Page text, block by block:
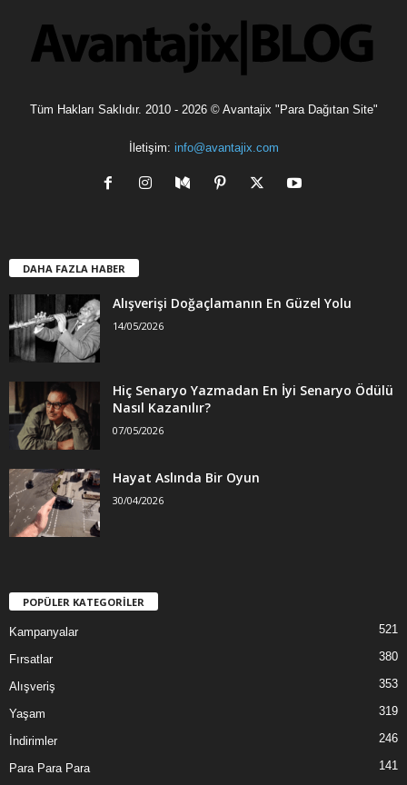
Tüm Hakları Saklıdır. 2010 - 2026 © Avantajix "Para Dağıtan Site"
İletişim: info@avantajix.com
DAHA FAZLA HABER
Alışverişi Doğaçlamanın En Güzel Yolu
14/05/2026
Hiç Senaryo Yazmadan En İyi Senaryo Ödülü
Nasıl Kazanılır?
07/05/2026
Hayat Aslında Bir Oyun
30/04/2026
POPÜLER KATEGORİLER
Kampanyalar 521
Fırsatlar 380
Alışveriş 353
Yaşam 319
İndirimler 246
Para Para Para 141